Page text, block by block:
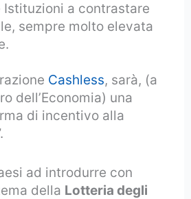
Istituzioni a contrastare
sempre molto elevata
Cashless, sarà, (a
dell’Economia) una
di incentivo alla
ad introdurre con
della Lotteria degli